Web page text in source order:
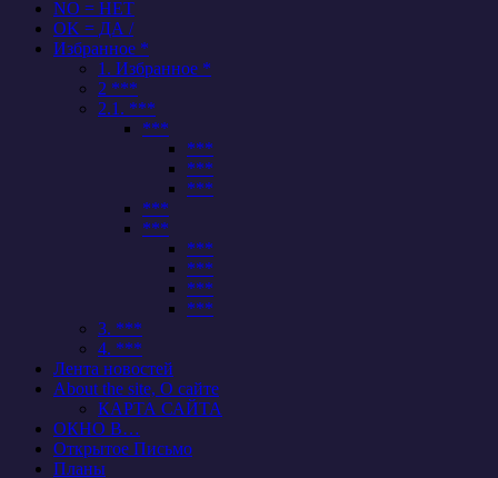
NO = НЕТ
OK = ДА /
Избранное *
1. Избранное *
2 ***
2.1. ***
***
***
***
***
***
***
***
***
***
***
3. ***
4. ***
Лента новостей
About the site, О сайте
КАРТА САЙТА
ОКНО В…
Открытое Письмо
Планы